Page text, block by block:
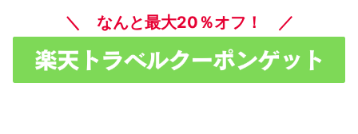
＼ なんと最大20％オフ！ ／